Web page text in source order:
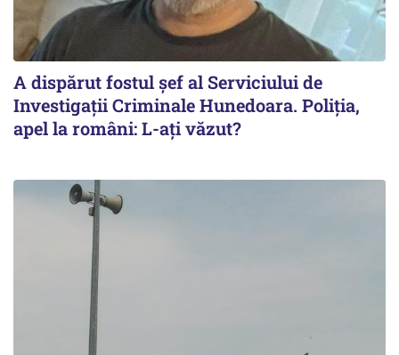
A dispărut fostul șef al Serviciului de
Investigații Criminale Hunedoara. Poliția,
apel la români: L-ați văzut?